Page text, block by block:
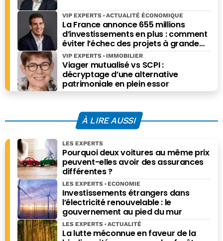
La France annonce 655 millions
d’investissements en plus : comment
éviter l’échec des projets à grande
échelle ?
VIP EXPERTS ACTUALITÉ ÉCONOMIQUE
Viager mutualisé vs SCPI :
décryptage d’une alternative
patrimoniale en plein essor
VIP EXPERTS IMMOBILIER
À LIRE AUSSI
Pourquoi deux voitures au même prix
peuvent-elles avoir des assurances
différentes ?
LES EXPERTS
Investissements étrangers dans
l’électricité renouvelable : le
gouvernement au pied du mur
LES EXPERTS ECONOMIE
La lutte méconnue en faveur de la
LES EXPERTS ACTUALITÉ